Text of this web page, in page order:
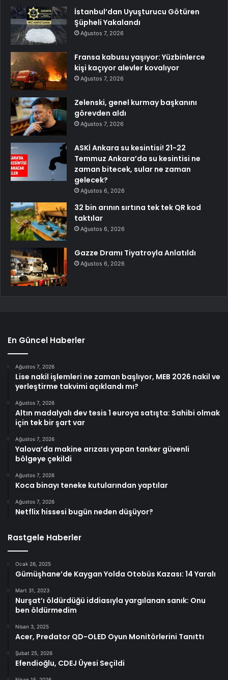
İstanbul’dan Uyuşturucu Götüren
Şüpheli Yakalandı
Ağustos 7, 2026
Fransa kabusu yaşıyor: Yüzbinlerce
kişi kaçıyor alevler kovalıyor
Ağustos 7, 2026
Zelenski, genel kurmay başkanını
görevden aldı
Ağustos 7, 2026
ASKİ Ankara su kesintisi! 21-22
Temmuz Ankara’da su kesintisi ne
zaman bitecek, sular ne zaman
gelecek?
Ağustos 6, 2026
32 bin arının sırtına tek tek QR kod
taktılar
Ağustos 6, 2026
Gazze Dramı Tiyatroyla Anlatıldı
Ağustos 6, 2026
En Güncel Haberler
Ağustos 7, 2026
Lise nakil işlemleri ne zaman başlıyor, MEB 2026 nakil ve
yerleştirme takvimi açıklandı mı?
Ağustos 7, 2026
Altın madalyalı dev tesis 1 euroya satışta: Sahibi olmak
için tek bir şart var
Ağustos 7, 2026
Yalova’da makine arızası yapan tanker güvenli
bölgeye çekildi
Ağustos 7, 2026
Koca binayı teneke kutularından yaptılar
Ağustos 7, 2026
Netflix hissesi bugün neden düşüyor?
Rastgele Haberler
Ocak 26, 2025
Gümüşhane’de Kaygan Yolda Otobüs Kazası: 14 Yaralı
Mart 31, 2023
Nurşat’ı öldürdüğü iddiasıyla yargılanan sanık: Onu
ben öldürmedim
Nisan 3, 2025
Acer, Predator QD-OLED Oyun Monitörlerini Tanıttı
Şubat 25, 2026
Efendioğlu, CDEJ Üyesi Seçildi